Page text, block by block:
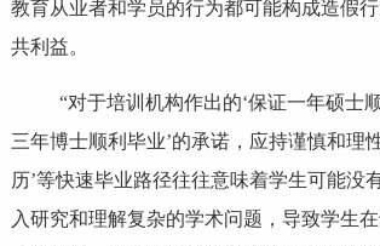
教育从业者和学员的行为都可能构成造假
共利益。
“对于培训机构作出的‘保证一年硕士
三年博士顺利毕业’的承诺，应持谨慎和理
历’等快速毕业路径往往意味着学生可能没
入研究和理解复杂的学术问题，导致学生